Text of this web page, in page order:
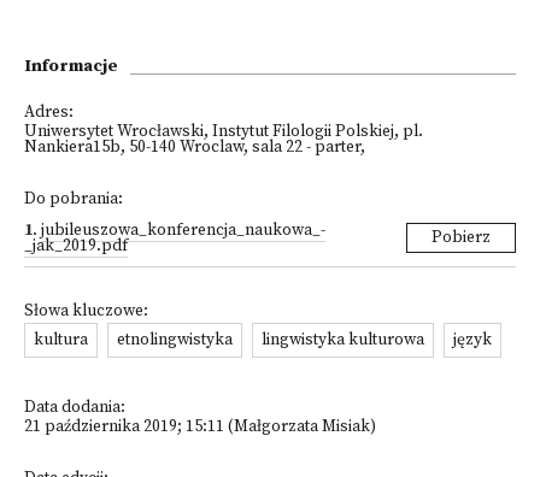
Informacje
Adres:
Uniwersytet Wrocławski, Instytut Filologii Polskiej, pl.
Nankiera15b, 50-140 Wroclaw, sala 22 - parter,
Do pobrania:
1. jubileuszowa_konferencja_naukowa_-
_jak_2019.pdf Pobierz
Słowa kluczowe:
kultura
etnolingwistyka lingwistyka kulturowa język
Data dodania:
21 października 2019; 15:11 (Małgorzata Misiak)